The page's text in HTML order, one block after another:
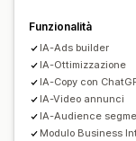
Dashboard
Funzionalità
IA-Ads builder
IA-Ottimizzazione
IA-Copy con
IA-Video annunci
IA-Audience
Modulo Business